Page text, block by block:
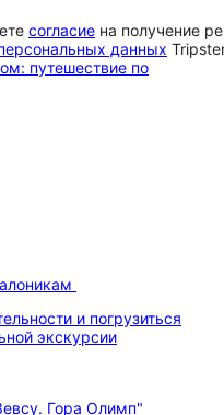
согласие на получение
данных
и погрузиться
экскурсии